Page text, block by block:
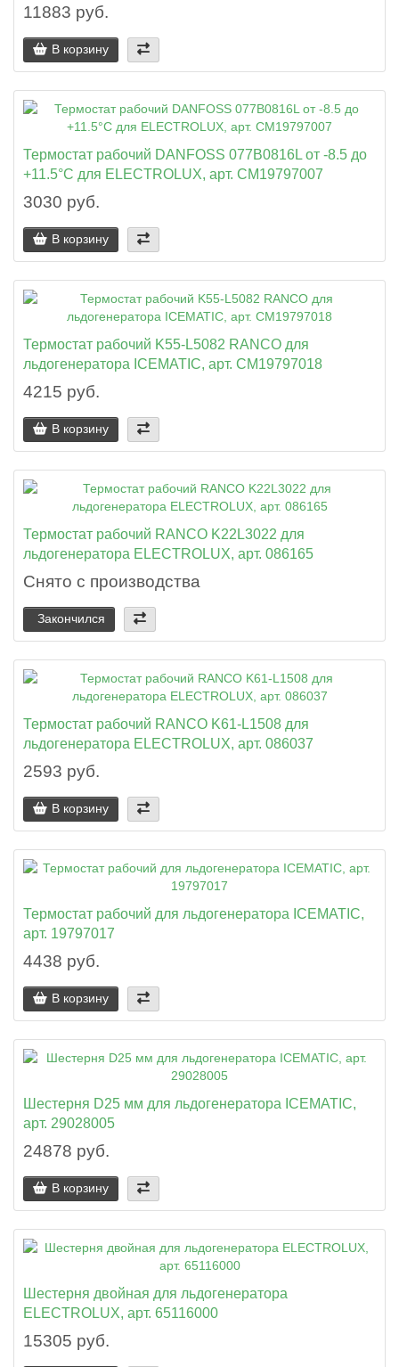
11883 руб.
В корзину
Термостат рабочий DANFOSS 077B0816L от -8.5 до
+11.5°C для ELECTROLUX, арт. CM19797007
3030 руб.
В корзину
Термостат рабочий K55-L5082 RANCO для
льдогенератора ICEMATIC, арт. CM19797018
4215 руб.
В корзину
Термостат рабочий RANCO K22L3022 для
льдогенератора ELECTROLUX, арт. 086165
Снято с производства
Закончился
Термостат рабочий RANCO K61-L1508 для
льдогенератора ELECTROLUX, арт. 086037
2593 руб.
В корзину
Термостат рабочий для льдогенератора ICEMATIC,
арт. 19797017
4438 руб.
В корзину
Шестерня D25 мм для льдогенератора ICEMATIC,
арт. 29028005
24878 руб.
В корзину
Шестерня двойная для льдогенератора
ELECTROLUX, арт. 65116000
15305 руб.